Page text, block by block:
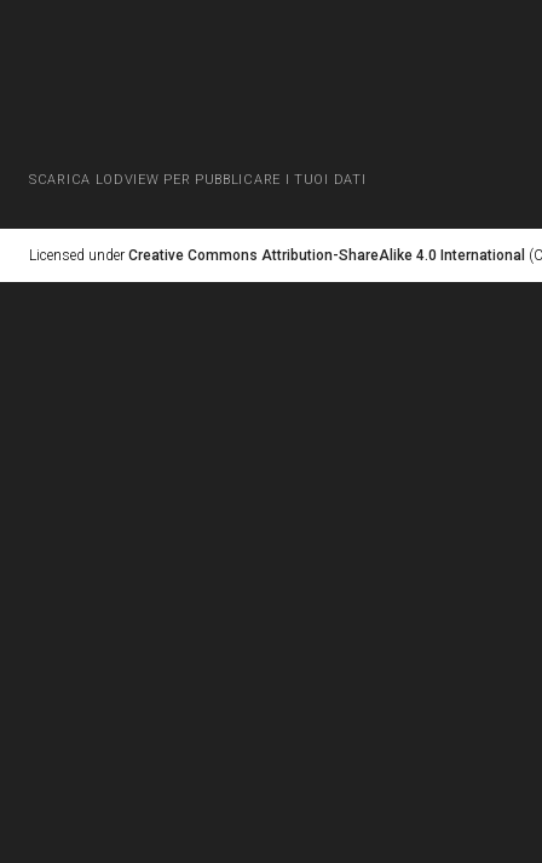
SCARICA LODVIEW PER PUBBLICARE I TUOI DATI
Licensed under Creative Commons Attribution-ShareAlike 4.0 International